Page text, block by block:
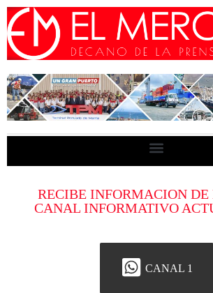
RECIBE INFORMACION DE
CANAL INFORMATIVO
CANAL 1